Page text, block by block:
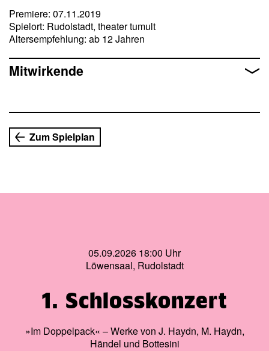
Der dänischen Autorin Simone Isabel Nørgaard (Jahrgang
1990) gelingt ein sensibles Theaterstück über Coming
Alter. Zugleich erzählt sie eine behutsame Geschichte von
einer lehrreichen Freundschaft zwischen Lehrer und
Premiere: 07.11.2019
Spielort: Rudolstadt, theater tumult
Altersempfehlung: ab 12 Jahren
Mitwirkende
Zum Spielplan
05.09.2026 18:00 Uhr
Löwensaal, Rudolstadt
1. Schlosskonzert
»Im Doppelpack« – Werke von J. Haydn, M. Haydn,
Händel und Bottesini